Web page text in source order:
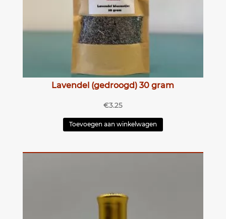
Lavendel (gedroogd) 30 gram
€3.25
Toevoegen aan winkelwagen